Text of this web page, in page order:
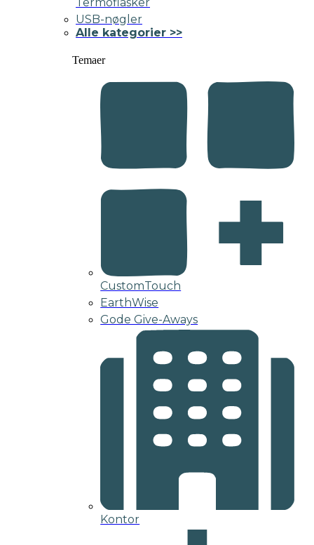
USB-nøgler
Alle kategorier >>
Temaer
CustomTouch
EarthWise
Gode Give-Aways
Kontor